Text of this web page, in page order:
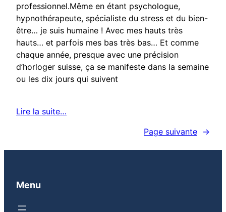
professionnel.Même en étant psychologue,
hypnothérapeute, spécialiste du stress et du bien-
être… je suis humaine ! Avec mes hauts très
hauts… et parfois mes bas très bas… Et comme
chaque année, presque avec une précision
d’horloger suisse, ça se manifeste dans la semaine
ou les dix jours qui suivent
Lire la suite…
Page suivante →
Menu